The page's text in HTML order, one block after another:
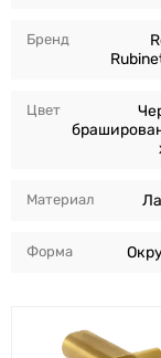
Бренд
Цвет
Материал
Форма